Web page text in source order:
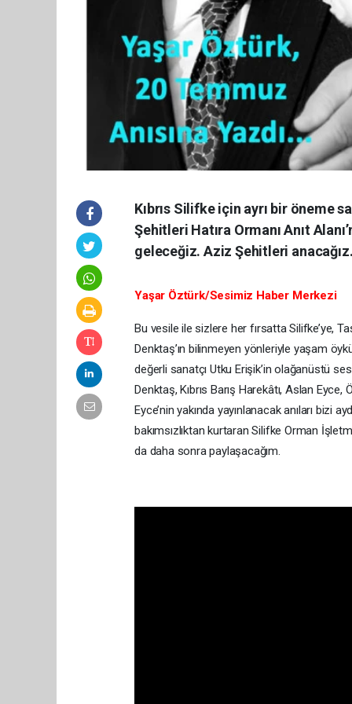
Kıbrıs Silifke için ayrı bir öneme
Şehitleri Hatıra Ormanı Anıt
geleceğiz. Aziz Şehitleri anacağız.
Yaşar Öztürk/Sesimiz Haber Merkezi
Bu vesile ile sizlere her fırsatta Silifke’ye,
Denktaş’ın bilinmeyen yönleriyle yaşam
değerli sanatçı Utku Erişik’in olağanüstü
Denktaş, Kıbrıs Barış Harekâtı, Aslan
Eyce’nin yakında yayınlanacak anıları bizi
bakımsızlıktan kurtaran Silifke Orman
da daha sonra paylaşacağım.